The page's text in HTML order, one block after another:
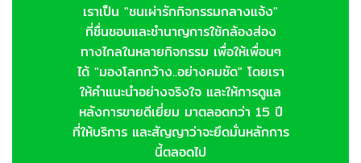
เราเป็น "ชนเผ่ารักกิจกรรมกลางแจ้ง"
ที่ชื่นชอบและชำนาญการใช้กล้องส่อง
ทางไกลในหลายกิจกรรม เพื่อให้เพื่อนๆ
ได้ "มองโลกกว้าง..อย่างคมชัด" โดยเรา
ให้คำแนะนำอย่างจริงใจ และให้การดูแล
หลังการขายดีเยี่ยม มาตลอดกว่า 15 ปี
ที่ให้บริการ และสัญญาว่าจะยึดมั่นหลักการ
นี้ตลอดไป